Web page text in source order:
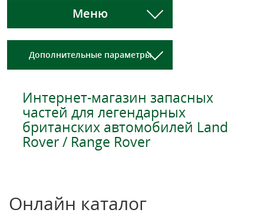
Меню
Дополнительные параметры
Интернет-магазин запасных
частей для легендарных
британских автомобилей Land
Rover / Range Rover
Онлайн каталог